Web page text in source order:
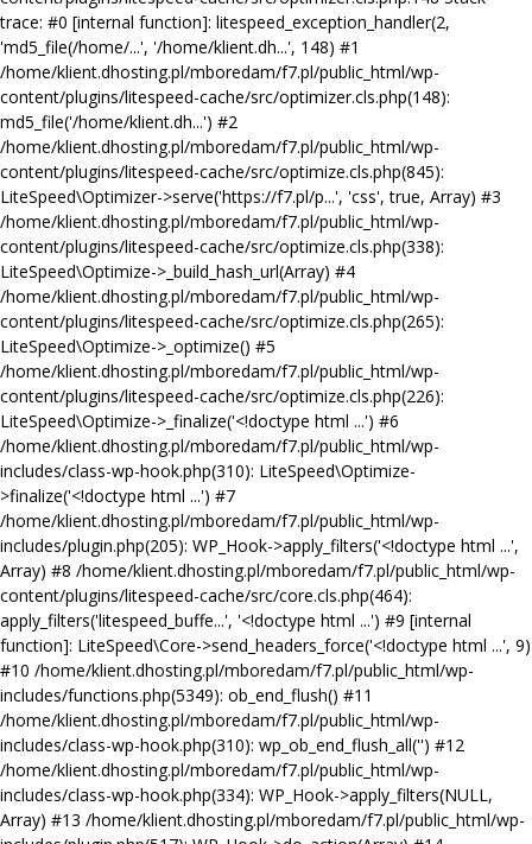
trace: #0 [internal function]: litespeed_exception_handler(2,
'md5_file(/home/...', '/home/klient.dh...', 148) #1
/home/klient.dhosting.pl/mboredam/f7.pl/public_html/wp-
content/plugins/litespeed-cache/src/optimizer.cls.php(148):
md5_file('/home/klient.dh...') #2
/home/klient.dhosting.pl/mboredam/f7.pl/public_html/wp-
content/plugins/litespeed-cache/src/optimize.cls.php(845):
LiteSpeed\Optimizer->serve('https://f7.pl/p...', 'css', true, Array) #3
/home/klient.dhosting.pl/mboredam/f7.pl/public_html/wp-
content/plugins/litespeed-cache/src/optimize.cls.php(338):
LiteSpeed\Optimize->_build_hash_url(Array) #4
/home/klient.dhosting.pl/mboredam/f7.pl/public_html/wp-
content/plugins/litespeed-cache/src/optimize.cls.php(265):
LiteSpeed\Optimize->_optimize() #5
/home/klient.dhosting.pl/mboredam/f7.pl/public_html/wp-
content/plugins/litespeed-cache/src/optimize.cls.php(226):
LiteSpeed\Optimize->_finalize('<!doctype html ...') #6
/home/klient.dhosting.pl/mboredam/f7.pl/public_html/wp-
includes/class-wp-hook.php(310): LiteSpeed\Optimize-
>finalize('<!doctype html ...') #7
/home/klient.dhosting.pl/mboredam/f7.pl/public_html/wp-
includes/plugin.php(205): WP_Hook->apply_filters('<!doctype html ...',
Array) #8 /home/klient.dhosting.pl/mboredam/f7.pl/public_html/wp-
content/plugins/litespeed-cache/src/core.cls.php(464):
apply_filters('litespeed_buffe...', '<!doctype html ...') #9 [internal
function]: LiteSpeed\Core->send_headers_force('<!doctype html ...', 9)
#10 /home/klient.dhosting.pl/mboredam/f7.pl/public_html/wp-
includes/functions.php(5349): ob_end_flush() #11
/home/klient.dhosting.pl/mboredam/f7.pl/public_html/wp-
includes/class-wp-hook.php(310): wp_ob_end_flush_all('') #12
/home/klient.dhosting.pl/mboredam/f7.pl/public_html/wp-
includes/class-wp-hook.php(334): WP_Hook->apply_filters(NULL,
Array) #13 /home/klient.dhosting.pl/mboredam/f7.pl/public_html/wp-